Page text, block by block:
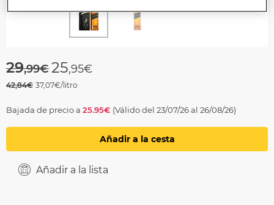
Price reduced from
29,99€to
25,95€
42,84€ 37,07€/litro
Bajada de precio a 25.95€ (Válido del 23/07/26 al 26/08/26)
Añadir a la cesta
Añadir a la lista